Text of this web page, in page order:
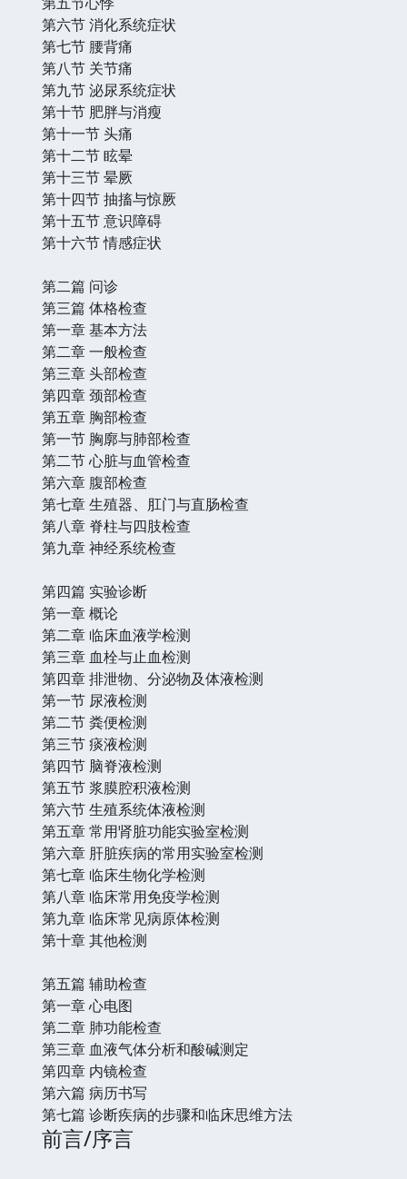
第六节 消化系统症状
第七节 腰背痛
第八节 关节痛
第九节 泌尿系统症状
第十节 肥胖与消瘦
第十一节 头痛
第十二节 眩晕
第十三节 晕厥
第十四节 抽搐与惊厥
第十五节 意识障碍
第十六节 情感症状
第二篇 问诊
第三篇 体格检查
第一章 基本方法
第二章 一般检查
第三章 头部检查
第四章 颈部检查
第五章 胸部检查
第一节 胸廓与肺部检查
第二节 心脏与血管检查
第六章 腹部检查
第七章 生殖器、肛门与直肠检查
第八章 脊柱与四肢检查
第九章 神经系统检查
第四篇 实验诊断
第一章 概论
第二章 临床血液学检测
第三章 血栓与止血检测
第四章 排泄物、分泌物及体液检测
第一节 尿液检测
第二节 粪便检测
第三节 痰液检测
第四节 脑脊液检测
第五节 浆膜腔积液检测
第六节 生殖系统体液检测
第五章 常用肾脏功能实验室检测
第六章 肝脏疾病的常用实验室检测
第七章 临床生物化学检测
第八章 临床常用免疫学检测
第九章 临床常见病原体检测
第十章 其他检测
第五篇 辅助检查
第一章 心电图
第二章 肺功能检查
第三章 血液气体分析和酸碱测定
第四章 内镜检查
第六篇 病历书写
第七篇 诊断疾病的步骤和临床思维方法
前言/序言